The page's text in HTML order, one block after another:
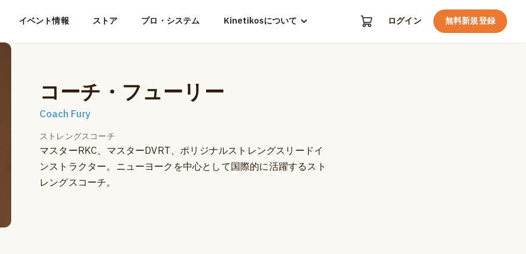
イベント情報 ストア プロ・システム Kinetikosについて ログイン 無料新規登録
コーチ・フューリー
Coach Fury
ストレングスコーチ
マスターRKC、マスターDVRT、ポリジナルストレングスリードイ
ンストラクター。ニューヨークを中心として国際的に活躍するスト
レングスコーチ。